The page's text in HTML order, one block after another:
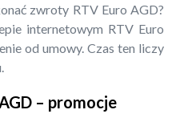
zwroty RTV Euro AGD?
internetowym RTV Euro
od umowy. Czas ten liczy
– promocje